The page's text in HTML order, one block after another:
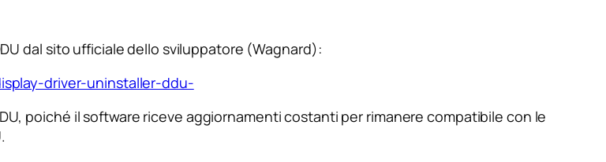
dal sito ufficiale dello sviluppatore (Wagnard):
driver-uninstaller-ddu-
poiché il software riceve aggiornamenti costanti per rimanere compatibile con le